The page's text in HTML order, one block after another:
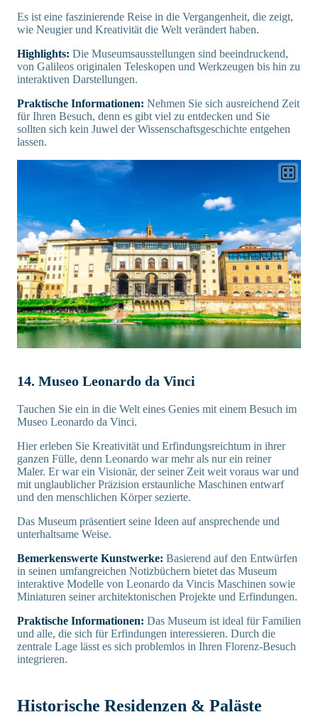
Es ist eine faszinierende Reise in die Vergangenheit, die zeigt,
wie Neugier und Kreativität die Welt verändert haben.
Highlights: Die Museumsausstellungen sind beeindruckend,
von Galileos originalen Teleskopen und Werkzeugen bis hin zu
interaktiven Darstellungen.
Praktische Informationen: Nehmen Sie sich ausreichend Zeit
für Ihren Besuch, denn es gibt viel zu entdecken und Sie
sollten sich kein Juwel der Wissenschaftsgeschichte entgehen
lassen.
14. Museo Leonardo da Vinci
Tauchen Sie ein in die Welt eines Genies mit einem Besuch im
Museo Leonardo da Vinci.
Hier erleben Sie Kreativität und Erfindungsreichtum in ihrer
ganzen Fülle, denn Leonardo war mehr als nur ein reiner
Maler. Er war ein Visionär, der seiner Zeit weit voraus war und
mit unglaublicher Präzision erstaunliche Maschinen entwarf
und den menschlichen Körper sezierte.
Das Museum präsentiert seine Ideen auf ansprechende und
unterhaltsame Weise.
Bemerkenswerte Kunstwerke: Basierend auf den Entwürfen
in seinen umfangreichen Notizbüchern bietet das Museum
interaktive Modelle von Leonardo da Vincis Maschinen sowie
Miniaturen seiner architektonischen Projekte und Erfindungen.
Praktische Informationen: Das Museum ist ideal für Familien
und alle, die sich für Erfindungen interessieren. Durch die
zentrale Lage lässt es sich problemlos in Ihren Florenz-Besuch
integrieren.
Historische Residenzen & Paläste